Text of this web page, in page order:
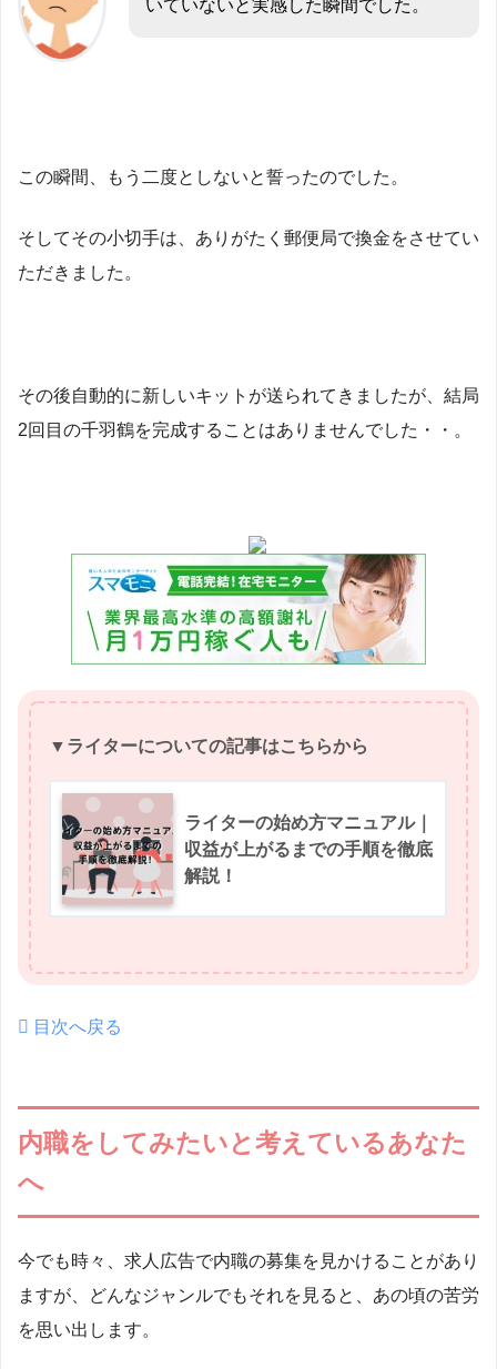
いていないと実感した瞬間でした。
この瞬間、もう二度としないと誓ったのでした。
そしてその小切手は、ありがたく郵便局で換金をさせてい
ただきました。
その後自動的に新しいキットが送られてきましたが、結局
2回目の千羽鶴を完成することはありませんでした・・。
▼ライターについての記事はこちらから
ライターの始め方マニュアル｜
収益が上がるまでの手順を徹底
解説！
目次へ戻る
内職をしてみたいと考えているあなた
へ
今でも時々、求人広告で内職の募集を見かけることがあり
ますが、どんなジャンルでもそれを見ると、あの頃の苦労
を思い出します。